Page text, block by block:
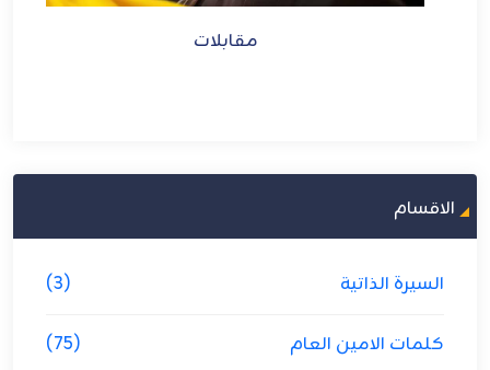
مقابلات
الاقسام
السيرة الذاتية (3)
كلمات الامين العام (75)